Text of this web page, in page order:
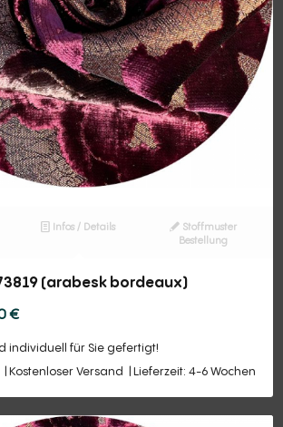
Infos / Details
Stoffmuster
Bestellung
(arabesk bordeaux)
€
individuell für Sie gefertigt!
Kostenloser Versand Lieferzeit: 4-6 Wochen